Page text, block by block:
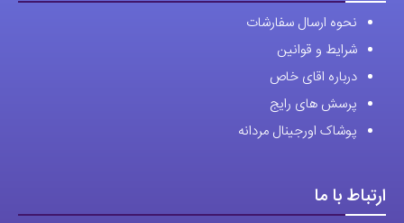
نحوه ارسال سفارشات
شرایط و قوانین
درباره اقای خاص
پرسش های رایج
پوشاک اورجینال مردانه
ارتباط با ما